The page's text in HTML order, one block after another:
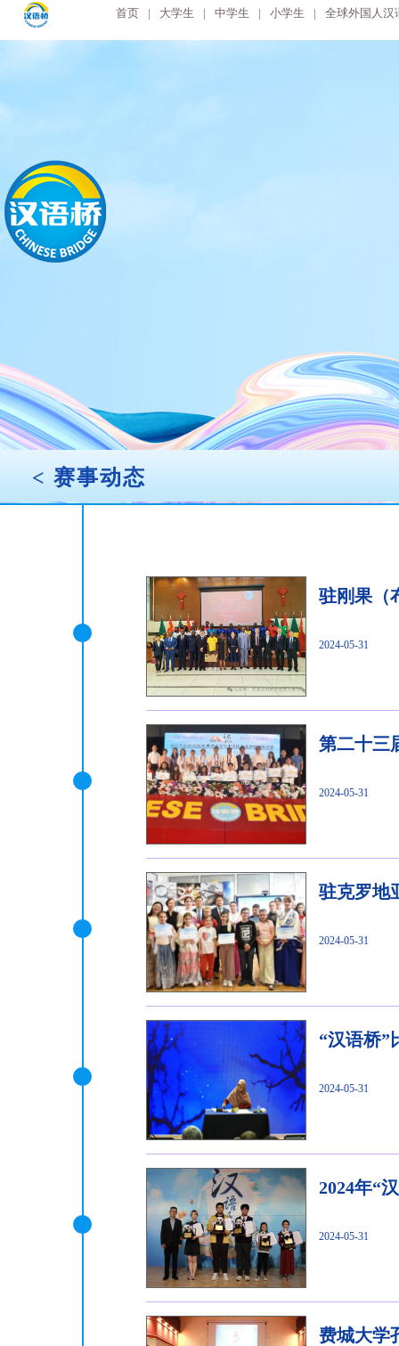
首页 | 大学生 | 中学生 | 小学生 | 全球外国人汉
< 赛事动态
驻刚果（
2024-05-31
第二十三
2024-05-31
驻克罗地
2024-05-31
“汉语桥”
2024-05-31
2024年“
2024-05-31
费城大学